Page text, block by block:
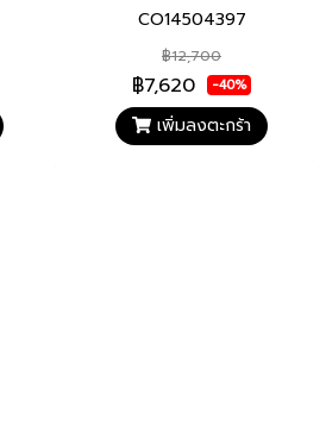
CO14504397
฿12,700
฿7,620 -40%
เพิ่มลงตะกร้า